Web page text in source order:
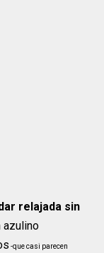
relajada sin
azulino
-que casi parecen